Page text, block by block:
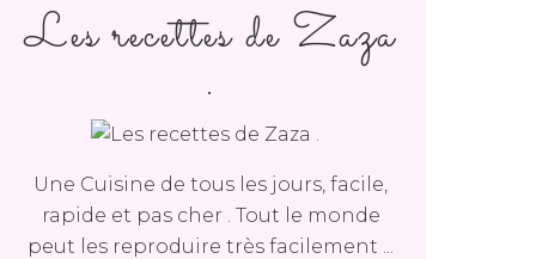
Les recettes de Zaza
.
Une Cuisine de tous les jours, facile,
rapide et pas cher . Tout le monde
peut les reproduire très facilement ...